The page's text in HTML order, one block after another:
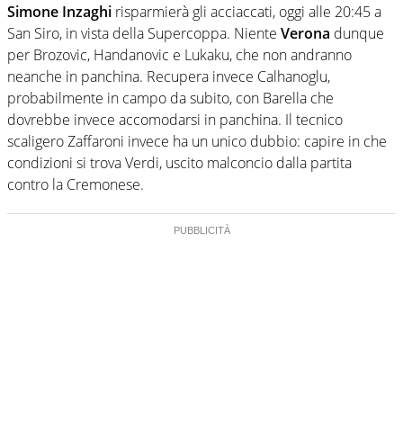
Simone Inzaghi risparmierà gli acciaccati, oggi alle 20:45 a
San Siro, in vista della Supercoppa. Niente Verona dunque
per Brozovic, Handanovic e Lukaku, che non andranno
neanche in panchina. Recupera invece Calhanoglu,
probabilmente in campo da subito, con Barella che
dovrebbe invece accomodarsi in panchina. Il tecnico
scaligero Zaffaroni invece ha un unico dubbio: capire in che
condizioni si trova Verdi, uscito malconcio dalla partita
contro la Cremonese.